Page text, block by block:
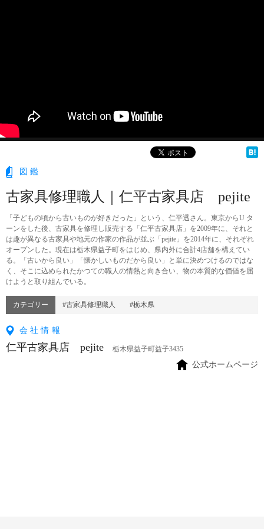
図鑑
古家具修理職人｜仁平古家具店 pejite
「子どもの頃から古いものが好きだった」という、仁平透さん。東京からU タ
ーンをした後、古家具を修理し販売する「仁平古家具店」を2009年に、それと
は趣が異なる古家具や地元の作家の作品が並ぶ「pejite」を2014年に、それぞれ
オープンした。現在は栃木県益子町をはじめ、県内外に合計4店舗を構えてい
る。「古いから良い」「懐かしいものだから良い」と単に決めつけるのではな
く、そこに込められたかつての職人の情熱と向き合い、物の本質的な価値を届
けようと取り組んでいる。
カテゴリー #古家具修理職人 #栃木県
会社情報
仁平古家具店 pejite 栃木県益子町益子3435
公式ホームページ